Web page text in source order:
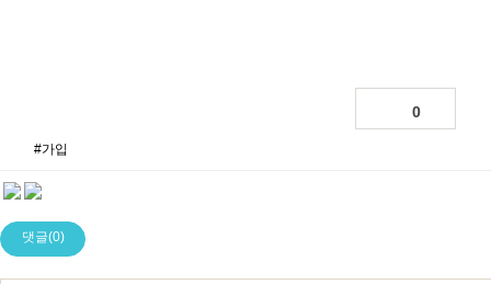
0
#가입
댓글(0)